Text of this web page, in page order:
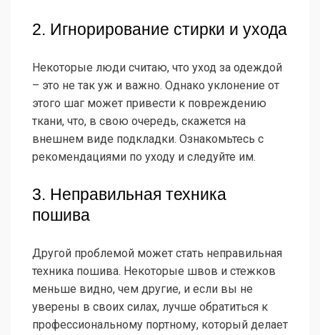
2. Игнорирование стирки и ухода
Некоторые люди считаю, что уход за одеждой
– это не так уж и важно. Однако уклонение от
этого шаг может привести к повреждению
ткани, что, в свою очередь, скажется на
внешнем виде подкладки. Ознакомьтесь с
рекомендациями по уходу и следуйте им.
3. Неправильная техника
пошива
Другой проблемой может стать неправильная
техника пошива. Некоторые швов и стежков
меньше видно, чем другие, и если вы не
уверены в своих силах, лучше обратиться к
профессиональному портному, который делает